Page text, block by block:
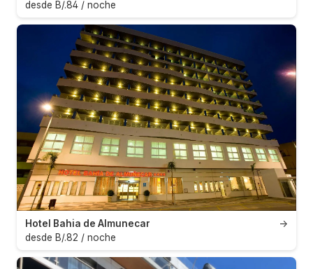
desde B/.84 / noche
→
Hotel Bahia de Almunecar
desde B/.82 / noche